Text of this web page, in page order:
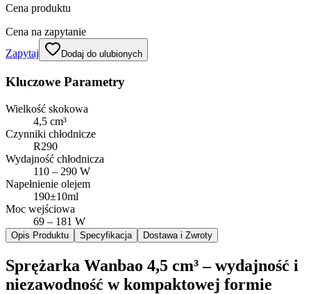
Cena produktu
Cena na zapytanie
Zapytaj
Dodaj do ulubionych
Kluczowe Parametry
Wielkość skokowa
4,5 cm³
Czynniki chłodnicze
R290
Wydajność chłodnicza
110 – 290 W
Napełnienie olejem
190±10ml
Moc wejściowa
69 – 181 W
Opis Produktu Specyfikacja Dostawa i Zwroty
Sprężarka Wanbao 4,5 cm³ – wydajność i
niezawodność w kompaktowej formie